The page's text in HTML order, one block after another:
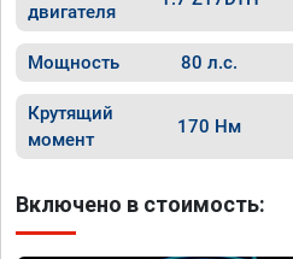
двигателя
Мощность 80 л.с.
Крутящий
момент
170 Нм
Включено в стоимость: